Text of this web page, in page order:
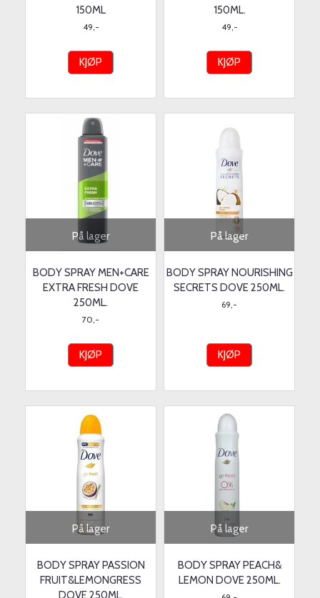
150ML
49,-
KJØP
150ML.
49,-
KJØP
På lager
BODY SPRAY MEN+CARE
EXTRA FRESH DOVE
250ML.
70,-
KJØP
På lager
BODY SPRAY NOURISHING
SECRETS DOVE 250ML.
69,-
KJØP
På lager
BODY SPRAY PASSION
FRUIT&LEMONGRESS
DOVE 250ML.
På lager
BODY SPRAY PEACH&
LEMON DOVE 250ML.